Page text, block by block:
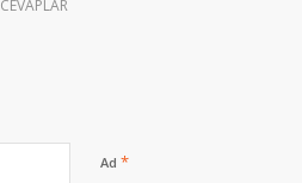
CEVAPLAR
Ad *